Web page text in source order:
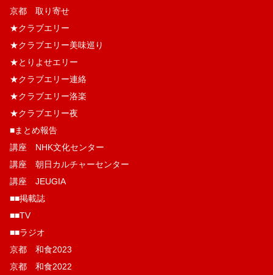
京都 取り寄せ
★クラブエリー
★クラブエリー美味巡り
★とりよせエリー
★クラブエリー連絡
★クラブエリー洛楽
★クラブエリー夜
■まとめ報告
講座 NHK文化センター
講座 朝日カルチャーセンター
講座 JEUGIA
■■掲載誌
■■TV
■■ラジオ
京都 和食2023
京都 和食2022